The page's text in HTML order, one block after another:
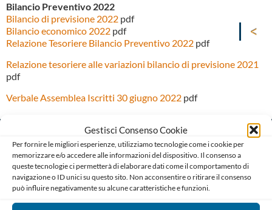
Gestisci Consenso Cookie
Per fornire le migliori esperienze, utilizziamo tecnologie come i cookie per
memorizzare e/o accedere alle informazioni del dispositivo. Il consenso a
queste tecnologie ci permetterà di elaborare dati come il comportamento di
navigazione o ID unici su questo sito. Non acconsentire o ritirare il consenso
può influire negativamente su alcune caratteristiche e funzioni.
Bilancio Preventivo 2022
Bilancio di previsione 2022 pdf
Bilancio economico 2022 pdf
Relazione Tesoriere Bilancio Preventivo 2022 pdf
Relazione tesoriere alle variazioni bilancio di previsione 2021
pdf
Verbale Assemblea Iscritti 30 giugno 2022 pdf